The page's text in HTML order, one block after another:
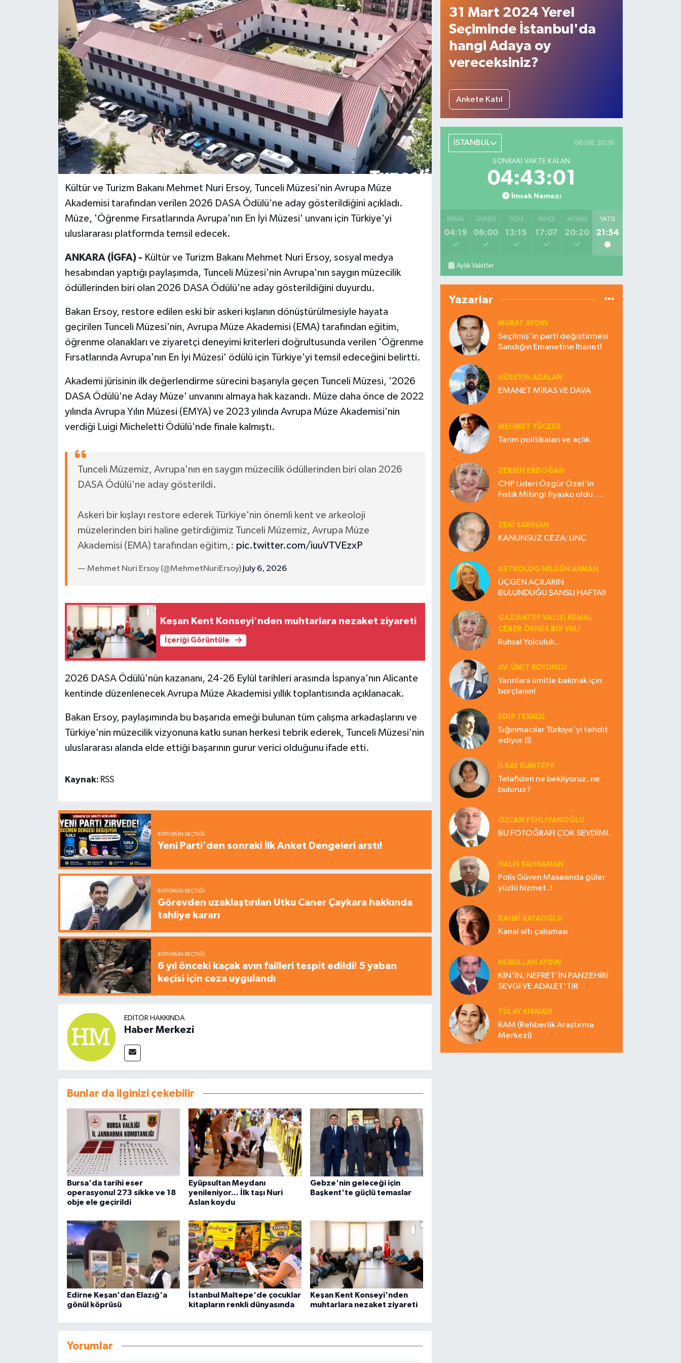
Kültür ve Turizm Bakanı Mehmet Nuri Ersoy, Tunceli Müzesi'nin Avrupa Müze
Akademisi tarafından verilen 2026 DASA Ödülü'ne aday gösterildiğini açıkladı.
Müze, 'Öğrenme Fırsatlarında Avrupa'nın En İyi Müzesi' unvanı için Türkiye'yi
uluslararası platformda temsil edecek.
ANKARA (İGFA) - Kültür ve Turizm Bakanı Mehmet Nuri Ersoy, sosyal medya
hesabından yaptığı paylaşımda, Tunceli Müzesi'nin Avrupa'nın saygın müzecilik
ödüllerinden biri olan 2026 DASA Ödülü'ne aday gösterildiğini duyurdu.
Bakan Ersoy, restore edilen eski bir askeri kışlanın dönüştürülmesiyle hayata
geçirilen Tunceli Müzesi'nin, Avrupa Müze Akademisi (EMA) tarafından eğitim,
öğrenme olanakları ve ziyaretçi deneyimi kriterleri doğrultusunda verilen 'Öğrenme
Fırsatlarında Avrupa'nın En İyi Müzesi' ödülü için Türkiye'yi temsil edeceğini belirtti.
Akademi jürisinin ilk değerlendirme sürecini başarıyla geçen Tunceli Müzesi, '2026
DASA Ödülü'ne Aday Müze' unvanını almaya hak kazandı. Müze daha önce de 2022
yılında Avrupa Yılın Müzesi (EMYA) ve 2023 yılında Avrupa Müze Akademisi'nin
verdiği Luigi Micheletti Ödülü'nde finale kalmıştı.
Tunceli Müzemiz, Avrupa'nın en saygın müzecilik ödüllerinden biri olan 2026
DASA Ödülü'ne aday gösterildi.
Askeri bir kışlayı restore ederek Türkiye'nin önemli kent ve arkeoloji
müzelerinden biri haline getirdiğimiz Tunceli Müzemiz, Avrupa Müze
Akademisi (EMA) tarafından eğitim,: pic.twitter.com/iuuVTVEzxP
— Mehmet Nuri Ersoy (@MehmetNuriErsoy) July 6, 2026
Keşan Kent Konseyi'nden muhtarlara nezaket ziyareti
İçeriği Görüntüle
2026 DASA Ödülü'nün kazananı, 24-26 Eylül tarihleri arasında İspanya'nın Alicante
kentinde düzenlenecek Avrupa Müze Akademisi yıllık toplantısında açıklanacak.
Bakan Ersoy, paylaşımında bu başarıda emeği bulunan tüm çalışma arkadaşlarını ve
Türkiye'nin müzecilik vizyonuna katkı sunan herkesi tebrik ederek, Tunceli Müzesi'nin
uluslararası alanda elde ettiği başarının gurur verici olduğunu ifade etti.
Kaynak: RSS
EDITÖRÜN SEÇTIĞI
Yeni Parti'den sonraki İlk Anket Dengeleri arstı!
EDITÖRÜN SEÇTIĞI
Görevden uzaklaştırılan Utku Caner Çaykara hakkında
tahliye kararı
EDITÖRÜN SEÇTIĞI
6 yıl önceki kaçak avın failleri tespit edildi! 5 yaban
keçisi için ceza uygulandı
EDITÖR HAKKINDA
Haber Merkezi
Bunlar da ilginizi çekebilir
Bursa'da tarihi eser
operasyonu! 273 sikke ve 18
obje ele geçirildi
Eyüpsultan Meydanı
yenileniyor... İlk taşı Nuri
Aslan koydu
Gebze'nin geleceği için
Başkent'te güçlü temaslar
Edirne Keşan'dan Elazığ'a
gönül köprüsü
İstanbul Maltepe'de çocuklar
kitapların renkli dünyasında
Keşan Kent Konseyi'nden
muhtarlara nezaket ziyareti
Yorumlar
31 Mart 2024 Yerel
Seçiminde İstanbul'da
hangi Adaya oy
vereceksiniz?
Ankete Katıl
İSTANBUL 08.08.2026
SONRAKI VAKTE KALAN
04:43:00
İmsak Namazı
İMSAK
04:19
GÜNEŞ
06:00
ÖĞLE
13:15
İKINDI
17:07
AKŞAM
20:20
YATSI
21:54
Aylık Vakitler
Yazarlar
MURAT AYDIN
Seçilmiş'in parti değiştirmesi
Sandığın Emanetine İhanet!
HÜSEYIN ADALAN
EMANET MİRAS VE DAVA
MEHMET YÜCEER
Tarım politikaları ve açlık.
ZERRIN ERDOĞAN
CHP Lideri Özgür Özel'in
Fıstık Mitingi fiyasko oldu .
ZEKI SARIHAN
KANUNSUZ CEZA: LİNÇ
ASTROLOG NILGÜN AKMAN
ÜÇGEN AÇILARIN
BULUNDUĞU ŞANSLI HAFTA!!
GAZIANTEP VALISI KEMAL
ÇEBER ÖRNEK BİR VALİ
Ruhsal Yolculuk...
AV. ÜMIT KOYUNCU
Yarınlara ümitle bakmak için
borçlanın!
EDIP TEKKOL
Sığınmacılar Türkiye'yi tehdit
ediyor (!)
İLKAY KUMTEPE
Telafiden ne bekliyoruz, ne
buluruz?
ÖZCAN PEHLİVANOĞLU
BU FOTOĞRAFI ÇOK SEVDİM!..
HALIS KAHRAMAN
Polis Güven Masasında güler
yüzlü hizmet..!
BAHRI KAYAOĞLU
Kanal altı çalışması
NURULLAH AYDIN
KİN'İN, NEFRET'İN PANZEHİRİ
SEVGİ VE ADALET'TİR
TÜLAY KİRMAN
RAM (Rehberlik Araştırma
Merkezi)